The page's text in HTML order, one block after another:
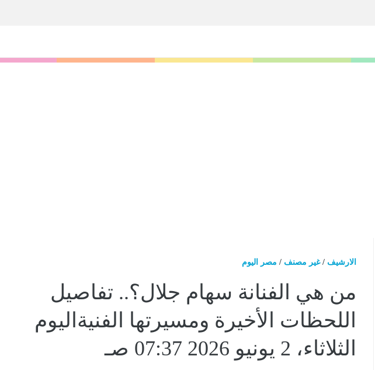
المحتوى
الارشيف /غير مصنف / مصر اليوم
من هي الفنانة سهام جلال؟.. تفاصيل
اللحظات الأخيرة ومسيرتها الفنيةاليوم
الثلاثاء، 2 يونيو 2026 07:37 صـ